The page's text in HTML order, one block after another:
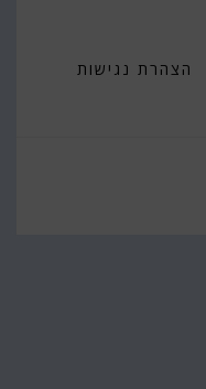
הצהרת נגישות